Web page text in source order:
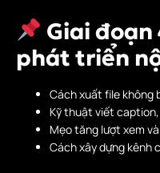
Giai đoạn
phát triển
Cách xuất file không
Kỹ thuật viết
Mẹo tăng lượt xem
Cách xây dựng kênh